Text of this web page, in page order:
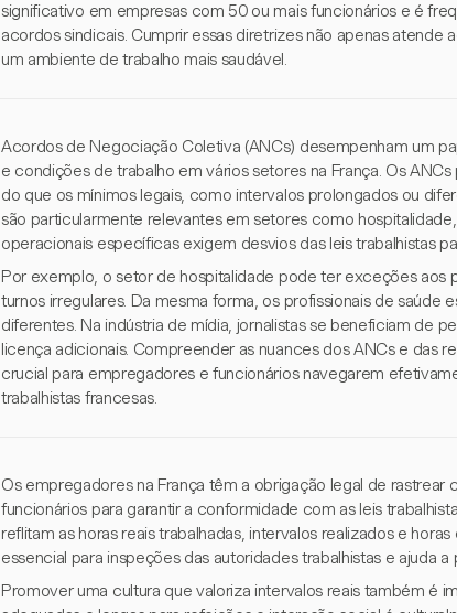
significativo em empresas com 50 ou mais funcionários e é
acordos sindicais. Cumprir essas diretrizes não apenas atende
um ambiente de trabalho mais saudável.
Acordos de Negociação Coletiva (ANCs) desempenham um
e condições de trabalho em vários setores na França. Os
do que os mínimos legais, como intervalos prolongados ou
são particularmente relevantes em setores como
operacionais específicas exigem desvios das leis trabalhistas
Por exemplo, o setor de hospitalidade pode ter exceções aos
turnos irregulares. Da mesma forma, os profissionais de saúde
diferentes. Na indústria de mídia, jornalistas se beneficiam de
licença adicionais. Compreender as nuances dos ANCs e das
crucial para empregadores e funcionários navegarem
trabalhistas francesas.
Os empregadores na França têm a obrigação legal de rastrear
funcionários para garantir a conformidade com as leis
reflitam as horas reais trabalhadas, intervalos realizados e
essencial para inspeções das autoridades trabalhistas e ajuda
Promover uma cultura que valoriza intervalos reais também é